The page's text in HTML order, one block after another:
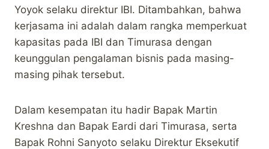
Yoyok selaku direktur IBI. Ditambahkan, bahwa
kerjasama ini adalah dalam rangka memperkuat
kapasitas pada IBI dan Timurasa dengan
keunggulan pengalaman bisnis pada masing-
masing pihak tersebut.
Dalam kesempatan itu hadir Bapak Martin
Kreshna dan Bapak Eardi dari Timurasa, serta
Bapak Rohni Sanyoto selaku Direktur Eksekutif